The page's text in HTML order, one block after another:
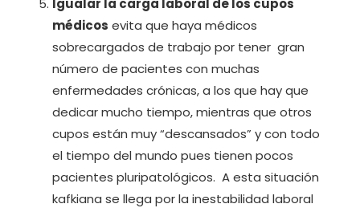
Igualar la carga laboral de los cupos
médicos evita que haya médicos
sobrecargados de trabajo por tener gran
número de pacientes con muchas
enfermedades crónicas, a los que hay que
dedicar mucho tiempo, mientras que otros
cupos están muy “descansados” y con todo
el tiempo del mundo pues tienen pocos
pacientes pluripatológicos. A esta situación
kafkiana se llega por la inestabilidad laboral